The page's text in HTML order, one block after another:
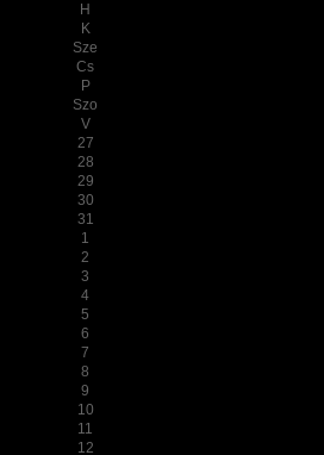
H
K
Sze
Cs
P
Szo
V
27
28
29
30
31
1
2
3
4
5
6
7
8
9
10
11
12